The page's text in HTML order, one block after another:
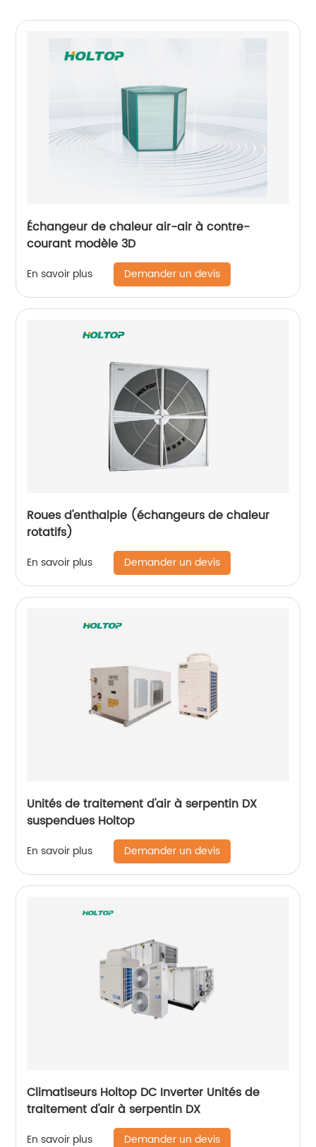
Échangeur de chaleur air-air à contre-
courant modèle 3D
En savoir plus Demander un devis
Roues d'enthalpie (échangeurs de chaleur
rotatifs)
En savoir plus Demander un devis
Unités de traitement d'air à serpentin DX
suspendues Holtop
En savoir plus Demander un devis
Climatiseurs Holtop DC Inverter Unités de
traitement d'air à serpentin DX
En savoir plus Demander un devis